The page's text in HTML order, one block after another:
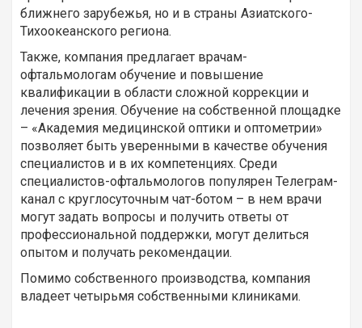
ближнего зарубежья, но и в страны Азиатского-
Тихоокеанского региона.
Также, компания предлагает врачам-
офтальмологам обучение и повышение
квалификации в области сложной коррекции и
лечения зрения. Обучение на собственной площадке
– «Академия медицинской оптики и оптометрии»
позволяет быть уверенными в качестве обучения
специалистов и в их компетенциях. Среди
специалистов-офтальмологов популярен Телеграм-
канал с круглосуточным чат-ботом – в нем врачи
могут задать вопросы и получить ответы от
профессиональной поддержки, могут делиться
опытом и получать рекомендации.
Помимо собственного производства, компания
владеет четырьмя собственными клиниками.